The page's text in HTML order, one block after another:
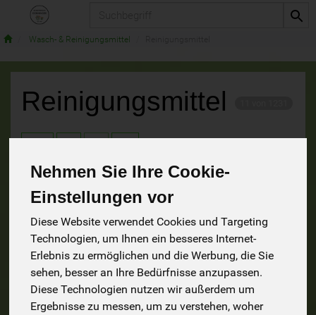
Nehmen Sie Ihre Cookie-
Einstellungen vor
Diese Website verwendet Cookies und Targeting
Technologien, um Ihnen ein besseres Internet-
Erlebnis zu ermöglichen und die Werbung, die Sie
sehen, besser an Ihre Bedürfnisse anzupassen.
Diese Technologien nutzen wir außerdem um
Ergebnisse zu messen, um zu verstehen, woher
Wasch- & Reinigungsmittel
Reinigungsmittel